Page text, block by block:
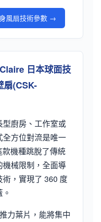
風扇技術參數 →
日本球面技
扇(CSK-
廚房、工作室或
方位對流是唯一
機種跳脫了傳統
械限制，全面導
，實現了 360 度
力葉片，能將集中